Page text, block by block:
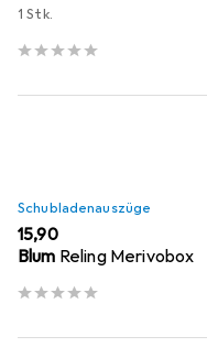
1 Stk.
Schubladenauszüge
EUR
15,90
Blum Reling Merivobox